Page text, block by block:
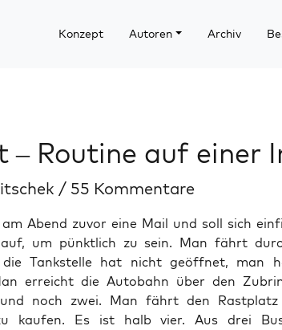
Konzept Autoren Archiv
– Routine auf einer
/ 55 Kommentare
Abend zuvor eine Mail und soll sich
um pünktlich zu sein. Man fährt
die Tankstelle hat nicht geöffnet, man
erreicht die Autobahn über den
noch zwei. Man fährt den
kaufen. Es ist halb vier. Aus drei